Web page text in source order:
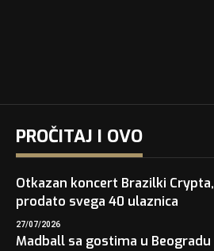
PROČITAJ I OVO
Otkazan koncert Brazilki Crypta,
prodato svega 40 ulaznica
27/07/2026
Madball sa gostima u Beogradu